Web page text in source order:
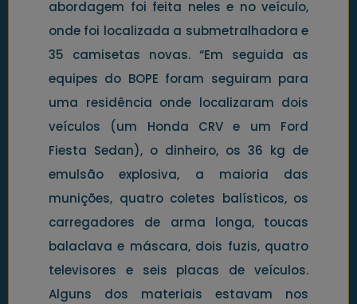
abordagem foi feita neles e no veículo,
onde foi localizada a submetralhadora e
35 camisetas novas. “Em seguida as
equipes do BOPE foram seguiram para
uma residência onde localizaram dois
veículos (um Honda CRV e um Ford
Fiesta Sedan), o dinheiro, os 36 kg de
emulsão explosiva, a maioria das
munições, quatro coletes balísticos, os
carregadores de arma longa, toucas
balaclava e máscara, dois fuzis, quatro
televisores e seis placas de veículos.
Alguns dos materiais estavam nos